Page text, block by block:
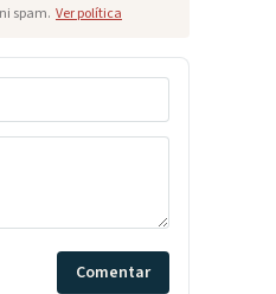
spam. Ver política
Comentar